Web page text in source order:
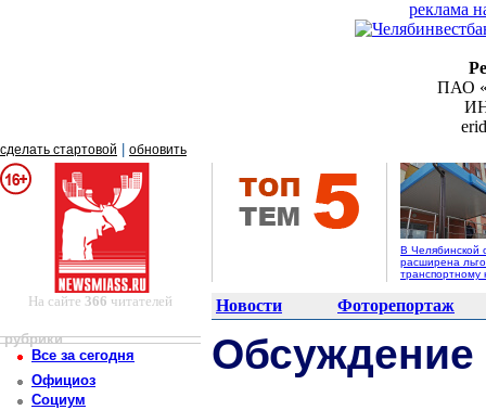
реклама
ПАО
сделать стартовой обновить
В Челябинской
расширена
транспортному
На сайте 366 читателей Новости Фоторепортаж
рубрики
Все за сегодня
Официоз
Социум